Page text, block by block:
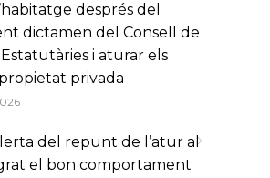
després del
dictamen del Consell de
i aturar els
privada
del repunt de l’atur al
el bon comportament